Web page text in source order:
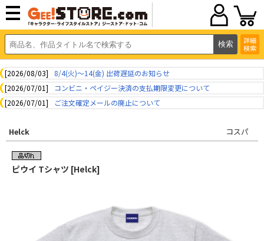
詳細
検索
[2026/08/03]
8/4(火)～14(金) 出荷遅延のお知らせ
[2026/07/01]
コンビニ・ペイジー決済の支払期限変更について
[2026/07/01]
ご注文確定メールの廃止について
Helck コスパ
ピウイ Tシャツ [Helck]